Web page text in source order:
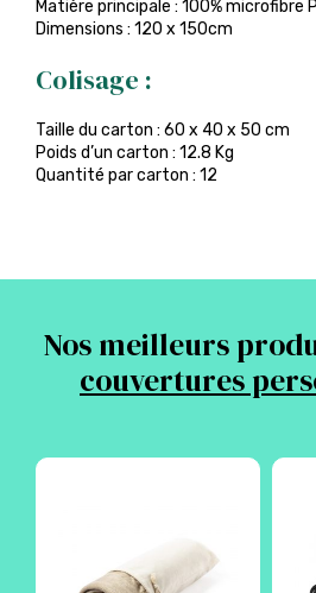
Matière principale : 100% microfibre
Dimensions : 120 x 150cm
Colisage :
Taille du carton : 60 x 40 x 50 cm
Poids d’un carton : 12.8 Kg
Quantité par carton : 12
Nos meilleurs
couvertures